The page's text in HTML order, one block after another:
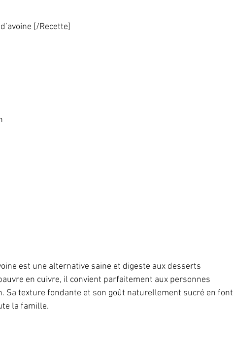
[/Recette]
est une alternative saine et digeste aux desserts
en cuivre, il convient parfaitement aux personnes
Sa texture fondante et son goût naturellement sucré en font
la famille.